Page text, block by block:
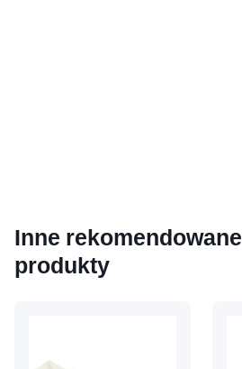
Inne rekomendowane
produkty